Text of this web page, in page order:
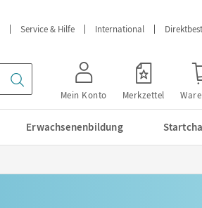
Service & Hilfe International
Mein Konto Merkzettel
Erwachsenenbildung